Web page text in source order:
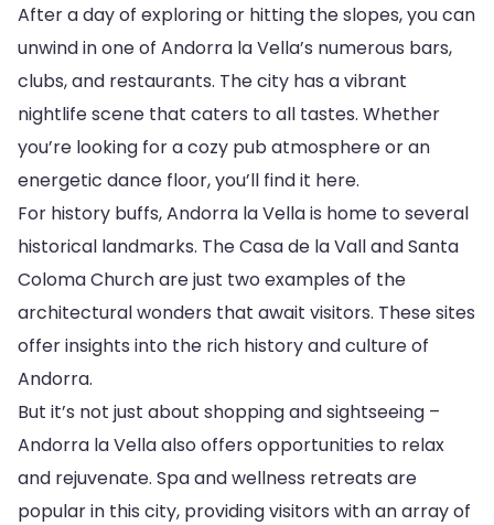
After a day of exploring or hitting the slopes, you can
unwind in one of Andorra la Vella’s numerous bars,
clubs, and restaurants. The city has a vibrant
nightlife scene that caters to all tastes. Whether
you’re looking for a cozy pub atmosphere or an
energetic dance floor, you’ll find it here.
For history buffs, Andorra la Vella is home to several
historical landmarks. The Casa de la Vall and Santa
Coloma Church are just two examples of the
architectural wonders that await visitors. These sites
offer insights into the rich history and culture of
Andorra.
But it’s not just about shopping and sightseeing –
Andorra la Vella also offers opportunities to relax
and rejuvenate. Spa and wellness retreats are
popular in this city, providing visitors with an array of